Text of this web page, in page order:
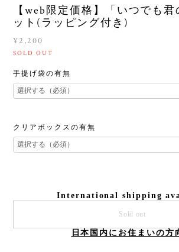
【web限定価格】「いつでも
ット(ラッピング付き)
¥2,200
SOLD OUT
手提げ袋の有無
クリアボックスの有無
International shipping
Sold out
日本国内にお住まいの方